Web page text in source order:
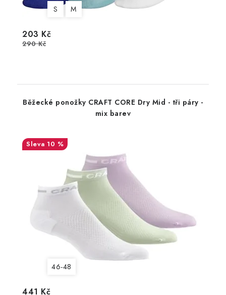
S M
203 Kč
290 Kč
Běžecké ponožky CRAFT CORE Dry Mid - tři páry -
mix barev
10 %
46-48
441 Kč